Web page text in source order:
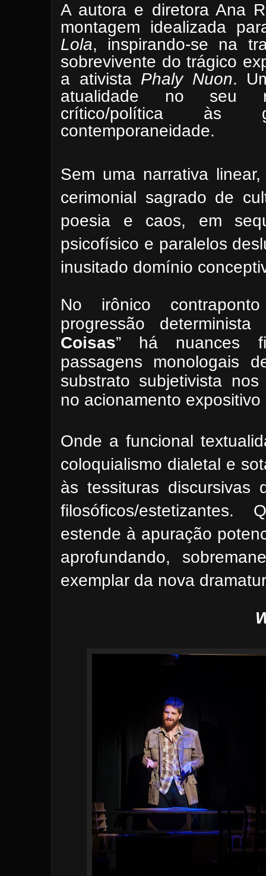
A autora e diretora Ana
montagem idealizada
Lola, inspirando-se na
sobrevivente do trágico
a ativista Phaly Nuon.
atualidade no seu
crítico/política às
contemporaneidade.
Sem uma narrativa
cerimonial sagrado de
poesia e caos, em
psicofísico e paralelos
inusitado domínio
No irônico
progressão
Coisas” há nuances
passagens monologais
substrato subjetivista
no acionamento expositivo
Onde a funcional
coloquialismo dialetal e
às tessituras discursivas
filosóficos/
estende à apuração
aprofundando,
exemplar da nova